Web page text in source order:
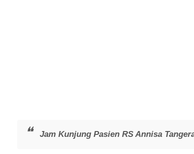
Jam Kunjung Pasien RS Annisa